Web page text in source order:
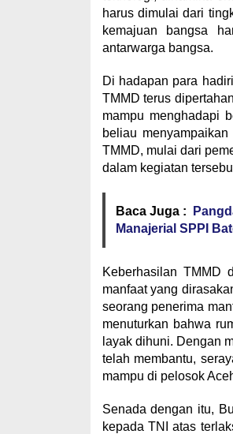
harus dimulai dari
kemajuan bangsa
antarwarga bangsa.
Di hadapan para
TMMD terus
mampu menghadapi
beliau
TMMD, mulai dari
dalam kegiatan
Baca Juga :
Manajerial SPPI
Keberhasilan TMMD
manfaat yang
seorang penerima
menuturkan bahwa
layak dihuni. Dengan
telah membantu,
mampu di pelosok
Senada dengan itu,
kepada TNI atas